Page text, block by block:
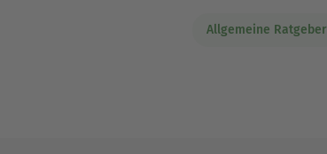
Allgemeine Ratgeber